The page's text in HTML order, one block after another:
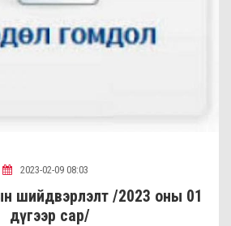
2023-02-09 08:03
шийдвэрлэлт /2023 оны 01
дүгээр сар/